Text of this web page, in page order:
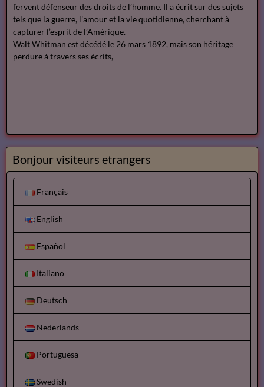
fervent défenseur des droits de l’homme. Il a écrit sur des sujets
tels que la guerre, l’amour et la vie quotidienne, cherchant à
capturer l’esprit de l’Amérique.
Walt Whitman est décédé le 26 mars 1892, mais son héritage
perdure à travers ses écrits,
Bonjour visiteurs etrangers
Français
English
Español
Italiano
Deutsch
Nederlands
Portuguesa
Swedish